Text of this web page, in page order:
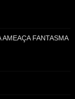
FANTASMA